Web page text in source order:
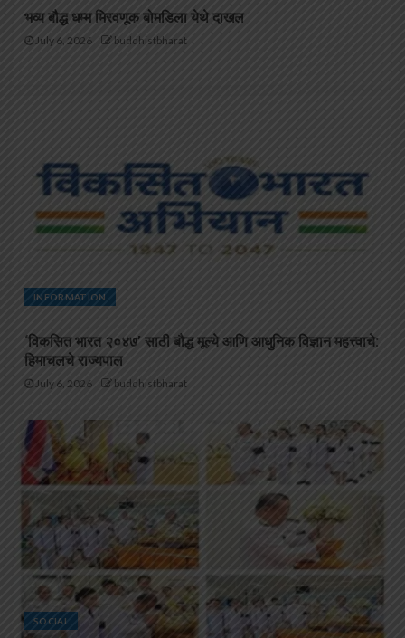
भव्य बौद्ध धम्म मिरवणूक बोमडिला येथे दाखल
July 6, 2026 buddhistbharat
INFORMATION
‘विकसित भारत २०४७’ साठी बौद्ध मूल्ये आणि आधुनिक विज्ञान महत्त्वाचे:
हिमाचलचे राज्यपाल
July 6, 2026 buddhistbharat
SOCIAL